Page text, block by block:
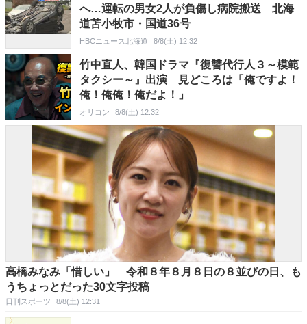
へ…運転の男女2人が負傷し病院搬送 北海
道苫小牧市・国道36号
HBCニュース北海道 8/8(土) 12:32
竹中直人、韓国ドラマ『復讐代行人３～模範
タクシー～』出演 見どころは「俺ですよ！
俺！俺俺！俺だよ！」
オリコン 8/8(土) 12:32
高橋みなみ「惜しい」 令和８年８月８日の８並びの日、も
うちょっとだった30文字投稿
日刊スポーツ 8/8(土) 12:31